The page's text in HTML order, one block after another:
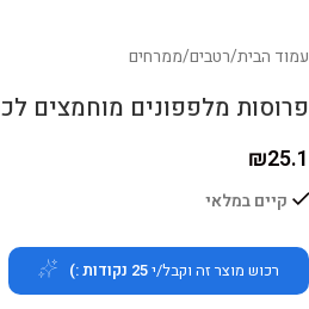
עמוד הבית/רטבים/ממרחים
פרוסות מלפפונים מוחמצים
₪25.1
קיים במלאי
רכוש מוצר זה וקבל/י25 נקודות :)